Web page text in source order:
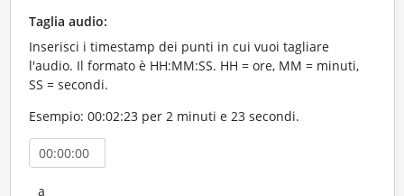
Taglia audio:
Inserisci i timestamp dei punti in cui vuoi tagliare
l'audio. Il formato è HH:MM:SS. HH = ore, MM = minuti,
SS = secondi.
Esempio: 00:02:23 per 2 minuti e 23 secondi.
a